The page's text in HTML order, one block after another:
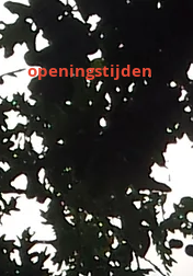
openingstijden